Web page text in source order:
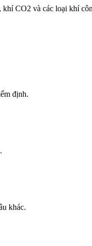
CO2 và các loại khí
định.
khác.